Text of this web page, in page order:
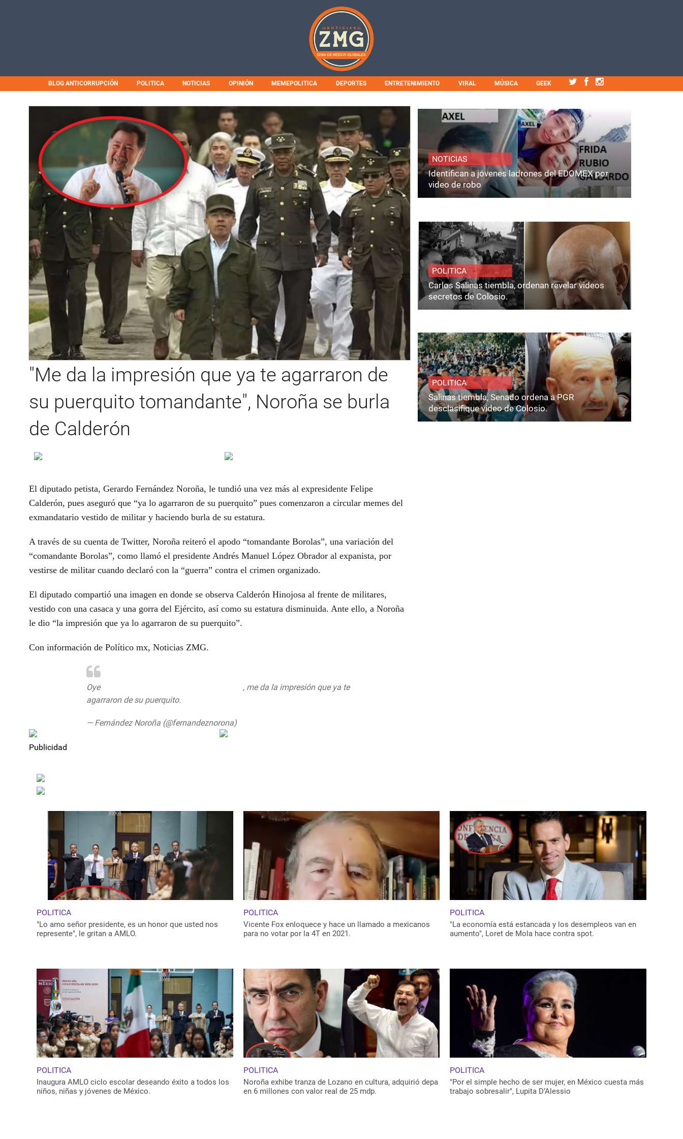
BLOG ANTICORRUPCIÓN POLITICA NOTICIAS OPINIÓN MEMEPOLITICA DEPORTES ENTRETENIMIENTO VIRAL MÚSICA GEEK
"Me da la impresión que ya te agarraron de
su puerquito tomandante", Noroña se burla
de Calderón
El diputado petista, Gerardo Fernández Noroña, le tundió una vez más al expresidente Felipe
Calderón, pues aseguró que “ya lo agarraron de su puerquito” pues comenzaron a circular memes del
exmandatario vestido de militar y haciendo burla de su estatura.
A través de su cuenta de Twitter, Noroña reiteró el apodo “tomandante Borolas”, una variación del
“comandante Borolas”, como llamó el presidente Andrés Manuel López Obrador al expanista, por
vestirse de militar cuando declaró con la “guerra” contra el crimen organizado.
El diputado compartió una imagen en donde se observa Calderón Hinojosa al frente de militares,
vestido con una casaca y una gorra del Ejército, así como su estatura disminuida. Ante ello, a Noroña
le dio “la impresión que ya lo agarraron de su puerquito”.
Con información de Político mx, Noticias ZMG.
Oye
, me da la impresión que ya te
agarraron de su puerquito.
— Fernández Noroña (@fernandeznorona)
Publicidad
NOTICIAS
Identifican a jóvenes ladrones del EDOMEX por
video de robo
POLITICA
Carlos Salinas tiembla, ordenan revelar videos
secretos de Colosio.
POLITICA
Salinas tiembla, Senado ordena a PGR
desclasifique video de Colosio.
POLITICA
"Lo amo señor presidente, es un honor que usted nos
represente", le gritan a AMLO.
POLITICA
Vicente Fox enloquece y hace un llamado a mexicanos
para no votar por la 4T en 2021.
POLITICA
"La economía está estancada y los desempleos van en
aumento", Loret de Mola hace contra spot.
POLITICA
Inaugura AMLO ciclo escolar deseando éxito a todos los
niños, niñas y jóvenes de México.
POLITICA
Noroña exhibe tranza de Lozano en cultura, adquirió depa
en 6 millones con valor real de 25 mdp.
POLITICA
"Por el simple hecho de ser mujer, en México cuesta más
trabajo sobresalir", Lupita D’Alessio